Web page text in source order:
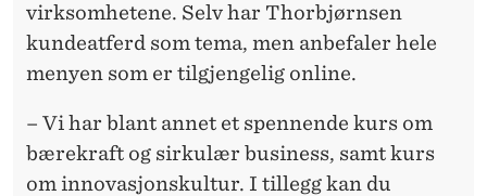
virksomhetene. Selv har Thorbjørnsen
kundeatferd som tema, men anbefaler hele
menyen som er tilgjengelig online.
– Vi har blant annet et spennende kurs om
bærekraft og sirkulær business, samt kurs
om innovasjonskultur. I tillegg kan du